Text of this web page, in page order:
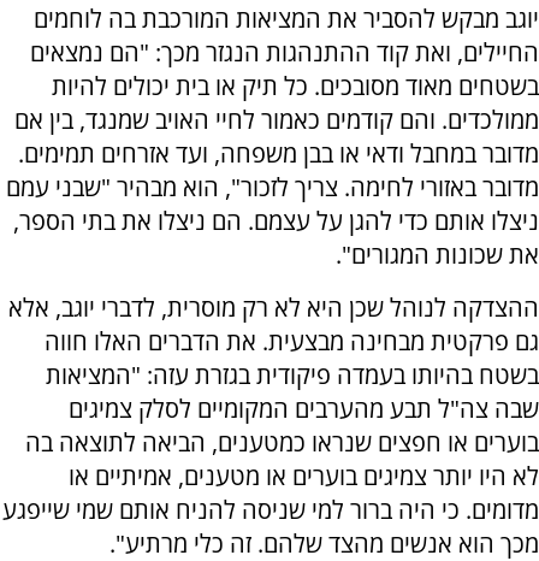
יוגב מבקש להסביר את המציאות המורכבת בה לוחמים
החיילים, ואת קוד ההתנהגות הנגזר מכך: "הם נמצאים
בשטחים מאוד מסובכים. כל תיק או בית יכולים להיות
ממולכדים. והם קודמים כאמור לחיי האויב שמנגד, בין אם
מדובר במחבל ודאי או בבן משפחה, ועד אזרחים תמימים.
מדובר באזורי לחימה. צריך לזכור", הוא מבהיר "שבני עמם
ניצלו אותם כדי להגן על עצמם. הם ניצלו את בתי הספר,
את שכונות המגורים".
ההצדקה לנוהל שכן היא לא רק מוסרית, לדברי יוגב, אלא
גם פרקטית מבחינה מבצעית. את הדברים האלו חווה
בשטח בהיותו בעמדה פיקודית בגזרת עזה: "המציאות
שבה צה"ל תבע מהערבים המקומיים לסלק צמיגים
בוערים או חפצים שנראו כמטענים, הביאה לתוצאה בה
לא היו יותר צמיגים בוערים או מטענים, אמיתיים או
מדומים. כי היה ברור למי שניסה להניח אותם שמי שייפגע
מכך הוא אנשים מהצד שלהם. זה כלי מרתיע".